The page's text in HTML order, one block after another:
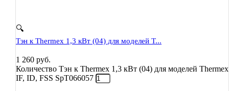
🔍
Тэн к Thermex 1,3 кВт (04) для моделей T...
1 260 руб.
Количество Тэн к Thermex 1,3 кВт (04) для моделей Thermex
IF, ID, FSS SpT066057